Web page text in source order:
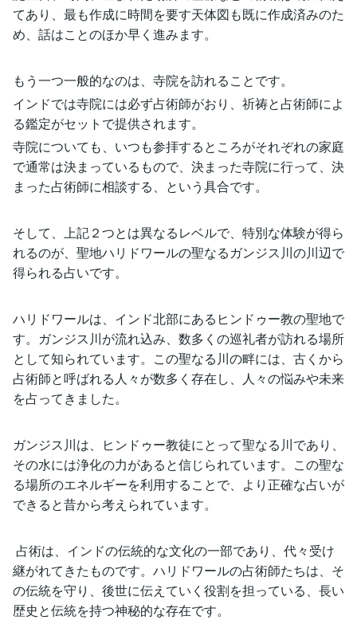
てあり、最も作成に時間を要す天体図も既に作成済みのた
め、話はことのほか早く進みます。
もう一つ一般的なのは、寺院を訪れることです。
インドでは寺院には必ず占術師がおり、祈祷と占術師によ
る鑑定がセットで提供されます。
寺院についても、いつも参拝するところがそれぞれの家庭
で通常は決まっているもので、決まった寺院に行って、決
まった占術師に相談する、という具合です。
そして、上記２つとは異なるレベルで、特別な体験が得ら
れるのが、聖地ハリドワールの聖なるガンジス川の川辺で
得られる占いです。
ハリドワールは、インド北部にあるヒンドゥー教の聖地で
す。ガンジス川が流れ込み、数多くの巡礼者が訪れる場所
として知られています。この聖なる川の畔には、古くから
占術師と呼ばれる人々が数多く存在し、人々の悩みや未来
を占ってきました。
ガンジス川は、ヒンドゥー教徒にとって聖なる川であり、
その水には浄化の力があると信じられています。この聖な
る場所のエネルギーを利用することで、より正確な占いが
できると昔から考えられています。
占術は、インドの伝統的な文化の一部であり、代々受け
継がれてきたものです。ハリドワールの占術師たちは、そ
の伝統を守り、後世に伝えていく役割を担っている、長い
歴史と伝統を持つ神秘的な存在です。